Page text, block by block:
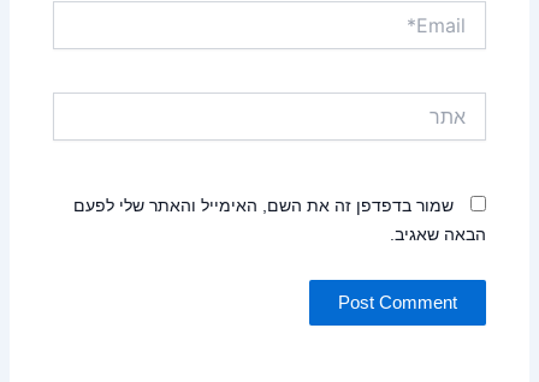
שמור בדפדפן זה את השם, האימייל והאתר שלי לפעם
הבאה שאגיב.